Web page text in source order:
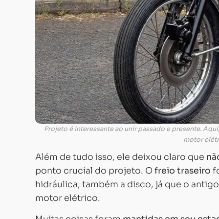
Projeto é interessante ao unir passado e presente.
motor
Além de tudo isso, ele deixou claro que
ponto crucial do projeto. Ofreio traseiro
hidráulica, também a disco, já que o
motor elétrico.